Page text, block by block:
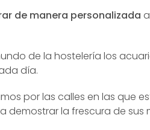
de manera personalizada
de la hostelería los
día.
por las calles en las que
demostrar la frescura de sus